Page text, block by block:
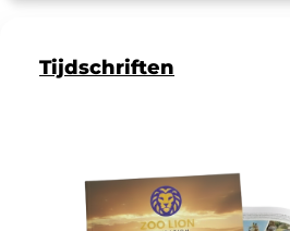
Tijdschriften